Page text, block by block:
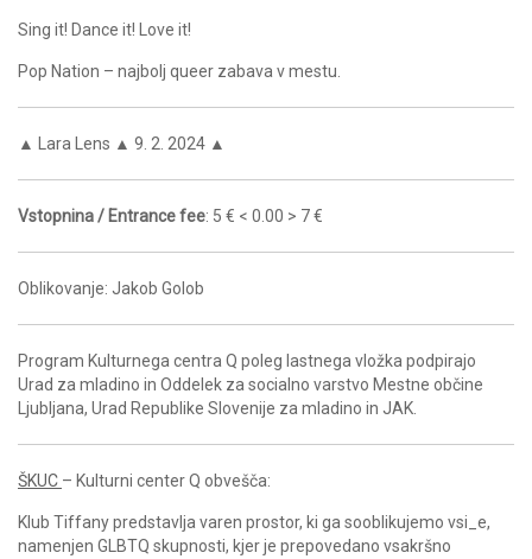
Sing it! Dance it! Love it!
Pop Nation – najbolj queer zabava v mestu.
▲ Lara Lens ▲ 9. 2. 2024 ▲
Vstopnina / Entrance fee: 5 € < 0.00 > 7 €
Oblikovanje: Jakob Golob
Program Kulturnega centra Q poleg lastnega vložka podpirajo
Urad za mladino in Oddelek za socialno varstvo Mestne občine
Ljubljana, Urad Republike Slovenije za mladino in JAK.
ŠKUC – Kulturni center Q obvešča:
Klub Tiffany predstavlja varen prostor, ki ga sooblikujemo vsi_e,
namenjen GLBTQ skupnosti, kjer je prepovedano vsakršno